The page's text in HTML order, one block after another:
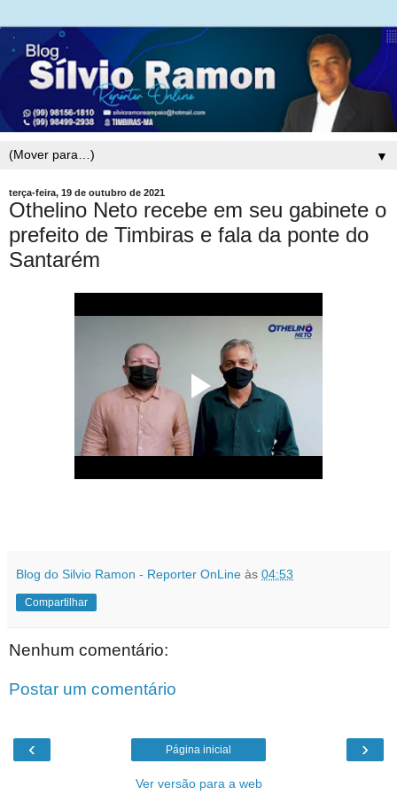
▼
terça-feira, 19 de outubro de 2021
Othelino Neto recebe em seu gabinete o
prefeito de Timbiras e fala da ponte do
Santarém
Blog do Silvio Ramon - Reporter OnLine às 04:53
Compartilhar
Nenhum comentário:
Postar um comentário
‹ ›
Página inicial
Ver versão para a web